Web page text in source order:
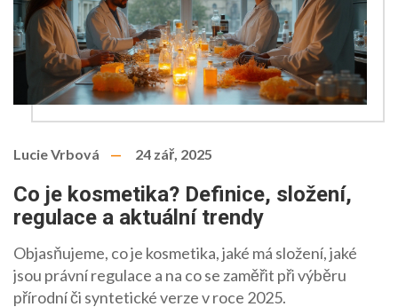
Lucie Vrbová 24 zář, 2025
Co je kosmetika? Definice, složení,
regulace a aktuální trendy
Objasňujeme, co je kosmetika, jaké má složení, jaké
jsou právní regulace a na co se zaměřit při výběru
přírodní či syntetické verze v roce 2025.